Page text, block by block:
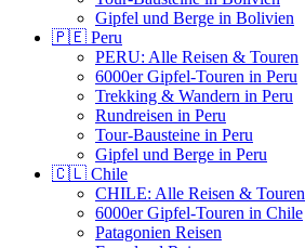
Gipfel und Berge in Bolivien
🇵🇪 Peru
PERU: Alle Reisen & Touren
6000er Gipfel-Touren in Peru
Trekking & Wandern in Peru
Rundreisen in Peru
Tour-Bausteine in Peru
Gipfel und Berge in Peru
🇨🇱 Chile
CHILE: Alle Reisen & Touren
6000er Gipfel-Touren in Chile
Patagonien Reisen